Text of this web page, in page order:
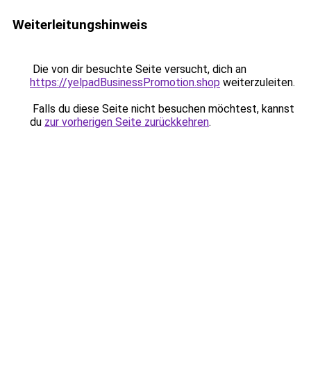
Weiterleitungshinweis
Die von dir besuchte Seite versucht, dich an
https://yelpadBusinessPromotion.shop weiterzuleiten.
Falls du diese Seite nicht besuchen möchtest, kannst
du zur vorherigen Seite zurückkehren.